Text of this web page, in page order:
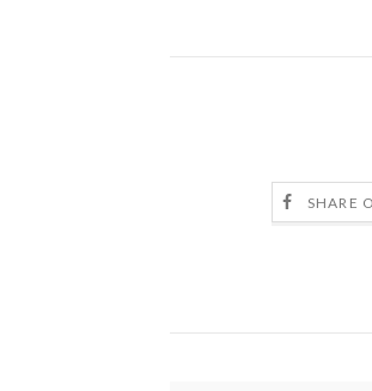
SHARE